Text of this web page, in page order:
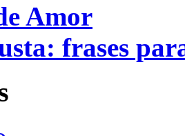
Amor
frases